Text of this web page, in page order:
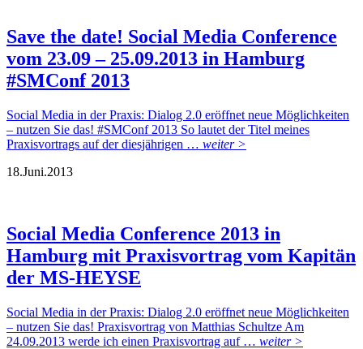
Save the date! Social Media Conference
vom 23.09 – 25.09.2013 in Hamburg
#SMConf 2013
Social Media in der Praxis: Dialog 2.0 eröffnet neue Möglichkeiten
– nutzen Sie das! #SMConf 2013 So lautet der Titel meines
Praxisvortrags auf der diesjährigen … weiter >
18.Juni.2013
Social Media Conference 2013 in
Hamburg mit Praxisvortrag vom Kapitän
der MS-HEYSE
Social Media in der Praxis: Dialog 2.0 eröffnet neue Möglichkeiten
– nutzen Sie das! Praxisvortrag von Matthias Schultze Am
24.09.2013 werde ich einen Praxisvortrag auf … weiter >